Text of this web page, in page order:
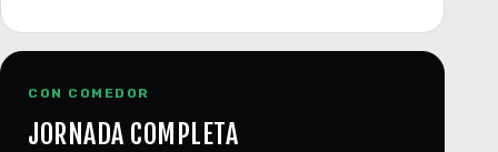
CON COMEDOR
JORNADA COMPLETA